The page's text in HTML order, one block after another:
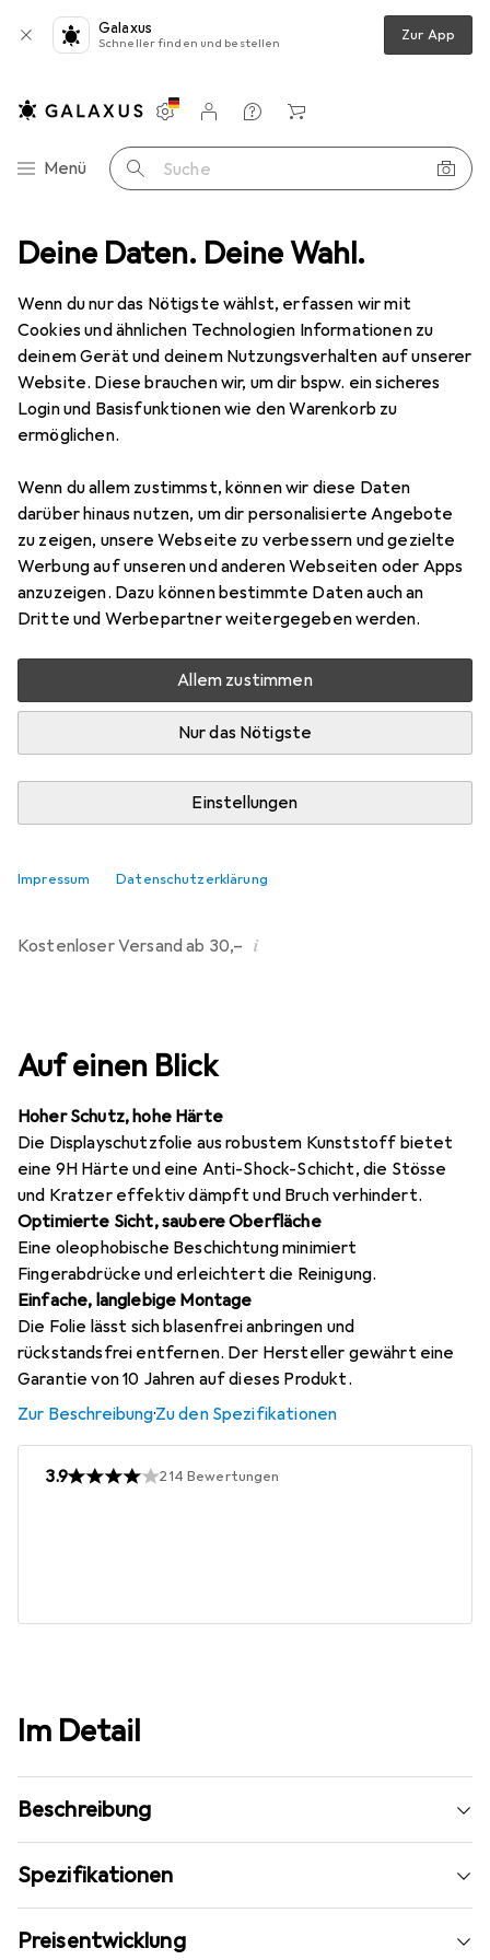
Deine Daten. Deine Wahl.
Wenn du nur das Nötigste wählst, erfassen wir mit
Cookies und ähnlichen Technologien Informationen zu
deinem Gerät und deinem Nutzungsverhalten auf unserer
Website. Diese brauchen wir, um dir bspw. ein sicheres
Login und Basisfunktionen wie den Warenkorb zu
ermöglichen.
Wenn du allem zustimmst, können wir diese Daten
darüber hinaus nutzen, um dir personalisierte Angebote
zu zeigen, unsere Webseite zu verbessern und gezielte
Werbung auf unseren und anderen Webseiten oder Apps
anzuzeigen. Dazu können bestimmte Daten auch an
Dritte und Werbepartner weitergegeben werden.
Allem zustimmen
Nur das Nötigste
Einstellungen
Impressum Datenschutzerklärung
Galaxus
Schneller finden und bestellen Zur App
Navigation nach Kategorien
Menü Suche
Einstellungen
Kundenkonto
Vergleichslisten
Merklisten
Warenkorb
+ Video Geräte Schutzfolie Dipos Displayschutz Anti-Shock
8 Bilder
DiposDisplayschutz Anti-Shock
EUR
19,29
214
Bewertungen
Mehr als 10 Stück an Lager beim Drittanbieter
Lieferort angeben für genaue Lieferzeit
In den Warenkorb
Vergleichen
Kostenloser Versand ab 30,– i
Auf einen Blick
Hoher Schutz, hohe Härte
Die Displayschutzfolie aus robustem Kunststoff bietet
eine 9H Härte und eine Anti-Shock-Schicht, die Stösse
und Kratzer effektiv dämpft und Bruch verhindert.
Optimierte Sicht, saubere Oberfläche
Eine oleophobische Beschichtung minimiert
Fingerabdrücke und erleichtert die Reinigung.
Einfache, langlebige Montage
Die Folie lässt sich blasenfrei anbringen und
rückstandsfrei entfernen. Der Hersteller gewährt eine
Garantie von 10 Jahren auf dieses Produkt.
Zur Beschreibung·Zu den Spezifikationen
3.9 214 Bewertungen
Im Detail
Beschreibung
Spezifikationen
Preisentwicklung